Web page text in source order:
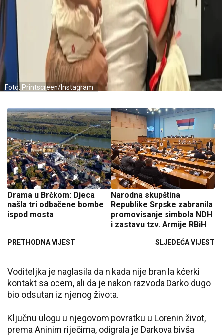
Foto: Printscreen/Instagram
Drama u Brčkom: Djeca
našla tri odbačene bombe
ispod mosta
PRETHODNA VIJEST
Narodna skupština
Republike Srpske zabranila
promovisanje simbola NDH
i zastavu tzv. Armije RBiH
SLJEDEĆA VIJEST
Voditeljka je naglasila da nikada nije branila kćerki
kontakt sa ocem, ali da je nakon razvoda Darko dugo
bio odsutan iz njenog života.
Ključnu ulogu u njegovom povratku u Lorenin život,
prema Aninim riječima, odigrala je Darkova bivša